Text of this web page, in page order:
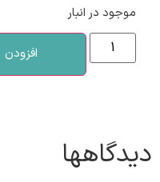
موجود در انبار
دیدگاهها